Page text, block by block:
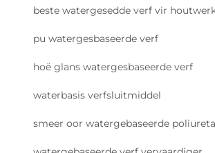
beste watergesedde verf vir
pu watergesbaseerde verf
hoë glans watergesbaseerde verf
waterbasis verfsluitmiddel
smeer oor watergebaseerde